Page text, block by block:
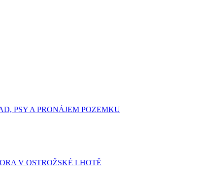
PSY A PRONÁJEM POZEMKU
V OSTROŽSKÉ LHOTĚ